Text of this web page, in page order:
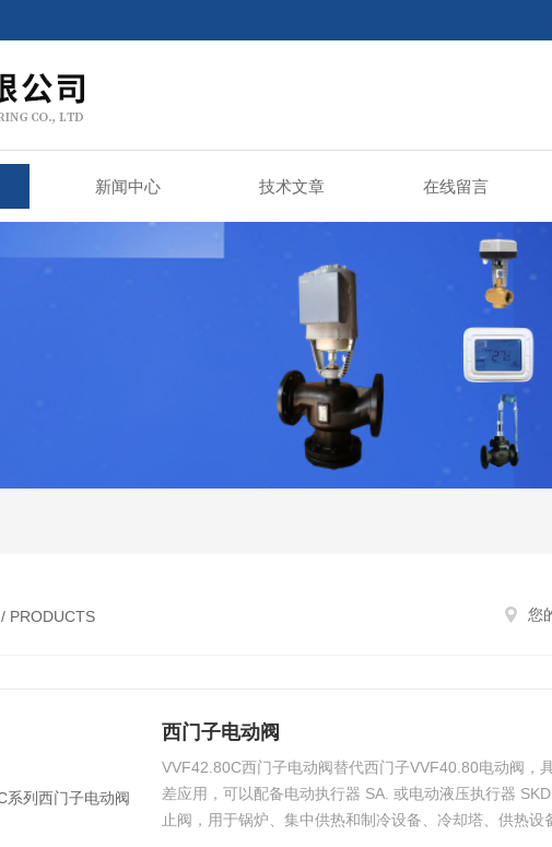
新闻中心 技术文章 在线留言
/ PRODUCTS 您
西门子电动阀
VVF42.80C西门子电动阀替代西门子VVF40.80电动阀，
差应用，可以配备电动执行器 SA. 或电动液压执行器
止阀，用于锅炉、集中供热和制冷设备、冷却塔、供热设